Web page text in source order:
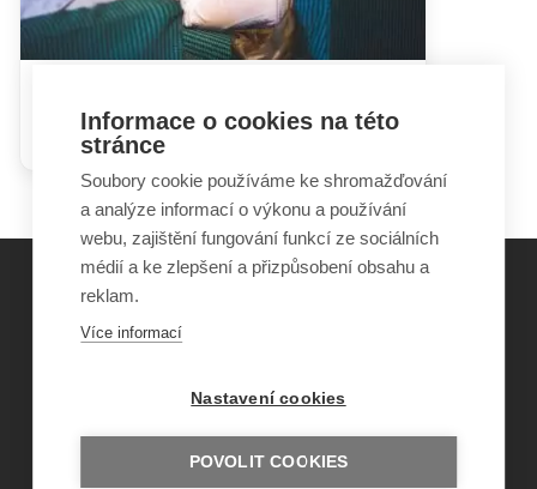
ublížit i prospět
©Obecně prospěšná společnost Sirius
ISSN 1805-8876
nazory@sancedetem.cz
Odběr novinek e-mailem
Informace o cookies na této
stránce
Soubory cookie používáme ke shromažďování
a analýze informací o výkonu a používání
webu, zajištění fungování funkcí ze sociálních
médií a ke zlepšení a přizpůsobení obsahu a
reklam.
Více informací
Nastavení cookies
POVOLIT COOKIES